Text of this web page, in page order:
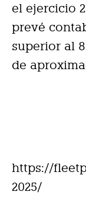
el ejercicio
prevé
superior al
de
https://
2025/